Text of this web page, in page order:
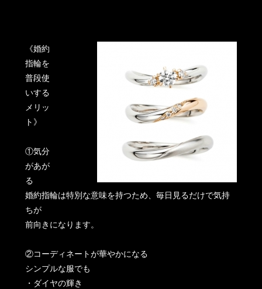
《婚約
指輪を
普段使
いする
メリッ
ト》
①気分
があが
る
婚約指輪は特別な意味を持つため、毎日見るだけで気持
ちが
前向きになります。
②コーディネートが華やかになる
シンプルな服でも
・ダイヤの輝き